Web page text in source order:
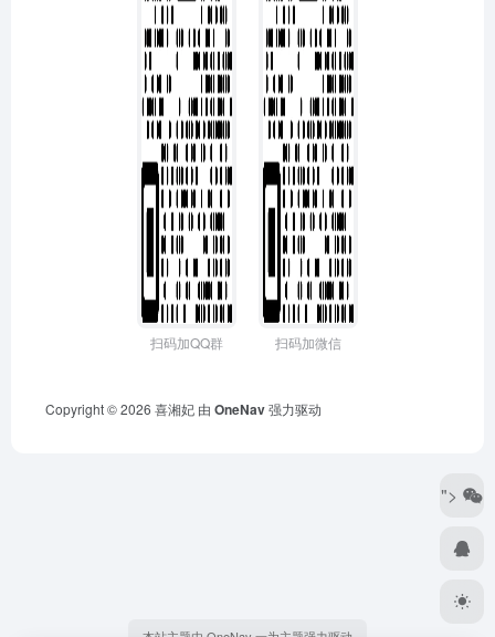
扫码加QQ群 扫码加微信
Copyright © 2026 喜湘妃 由 OneNav强力驱动
">